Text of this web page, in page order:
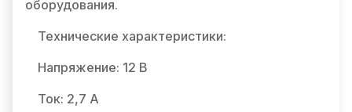
оборудования.
Технические характеристики:
Напряжение: 12 В
Ток: 2,7 А